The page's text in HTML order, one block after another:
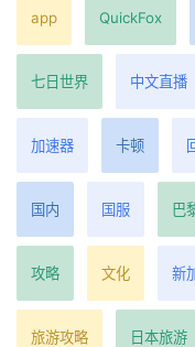
app QuickFox
七日世界 中文直播
加速器 卡顿
国内 国服 巴
攻略 文化 新
旅游攻略 日本旅游